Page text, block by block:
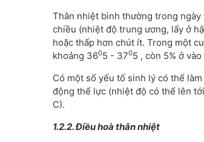
Thân nhiệt bình thường trong
chiều (nhiệt độ trung ương, lấy ở
hoặc thấp hơn chút ít. Trong một
khoảng 3605 - 3705 , còn 5% ở
Có một số yếu tố sinh lý có thể
động thể lực (nhiệt độ có thể lên
C).
1.2.2. Điều hoà thân nhiệt